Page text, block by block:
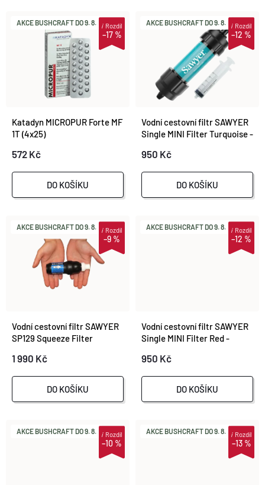
A
P
R
O
T
Ů
Nejlevnější
Nejdražší
Abecedně
S
K
T
Ů
AKCE BUSHCRAFT DO 9. 8.
–17 %
iRozdíl
Katadyn MICROPUR Forte MF
1T (4x25)
572 Kč
DO KOŠÍKU
AKCE BUSHCRAFT DO 9. 8.
–12 %
iRozdíl
Vodní cestovní filtr SAWYER
Single MINI Filter Turquoise -
950 Kč
DO KOŠÍKU
AKCE BUSHCRAFT DO 9. 8.
–9 %
iRozdíl
Vodní cestovní filtr SAWYER
SP129 Squeeze Filter
1 990 Kč
DO KOŠÍKU
AKCE BUSHCRAFT DO 9. 8.
–12 %
iRozdíl
Vodní cestovní filtr SAWYER
Single MINI Filter Red -
950 Kč
DO KOŠÍKU
AKCE BUSHCRAFT DO 9. 8.
–10 %
iRozdíl AKCE BUSHCRAFT DO 9. 8.
–13 %
iRozdíl